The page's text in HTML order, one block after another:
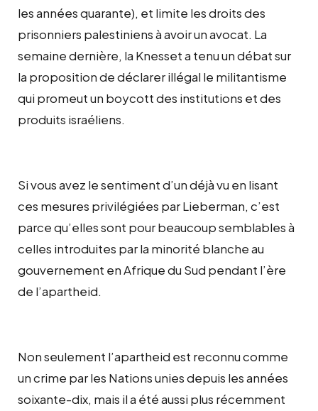
les années quarante), et limite les droits des
prisonniers palestiniens à avoir un avocat. La
semaine dernière, la Knesset a tenu un débat sur
la proposition de déclarer illégal le militantisme
qui promeut un boycott des institutions et des
produits israéliens.
Si vous avez le sentiment d’un déjà vu en lisant
ces mesures privilégiées par Lieberman, c’est
parce qu’elles sont pour beaucoup semblables à
celles introduites par la minorité blanche au
gouvernement en Afrique du Sud pendant l’ère
de l’apartheid.
Non seulement l’apartheid est reconnu comme
un crime par les Nations unies depuis les années
soixante-dix, mais il a été aussi plus récemment